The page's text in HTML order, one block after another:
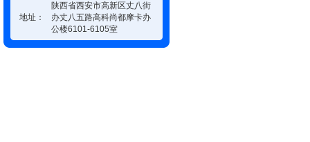
地址：
陕西省西安市高新区丈八街
办丈八五路高科尚都摩卡办
公楼6101-6105室